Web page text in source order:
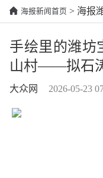
海报新闻首页 > 海报
手绘里的潍坊
山村——拟石
大众网 2026-05-23